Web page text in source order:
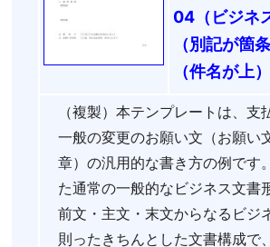
04（ビジネ
（別記が箇
（件名が上）
（複製）本テンプレートは、支
一般の変更のお願い文（お願い
章）の汎用的な書き方の例です
た通常の一般的なビジネス文書
前文・主文・末文からなるビジ
則ったきちんとした文書構成で